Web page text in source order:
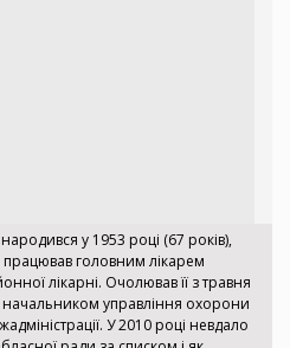
у 1953 році (67 років),
головним лікарем
лікарні. Очолював її з травня
управління охорони
У 2010 році невдало